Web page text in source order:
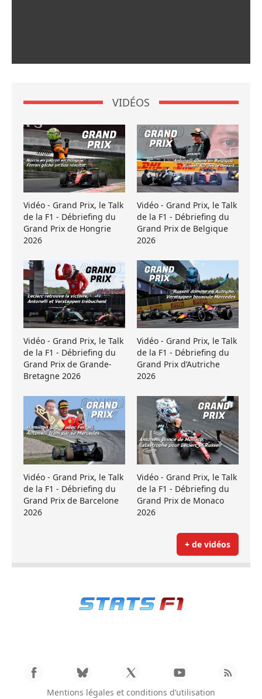
VIDÉOS
Vidéo - Grand Prix, le Talk
de la F1 - Débriefing du
Grand Prix de Hongrie
2026
Vidéo - Grand Prix, le Talk
de la F1 - Débriefing du
Grand Prix de Belgique
2026
Vidéo - Grand Prix, le Talk
de la F1 - Débriefing du
Grand Prix de Grande-
Bretagne 2026
Vidéo - Grand Prix, le Talk
de la F1 - Débriefing du
Grand Prix d’Autriche
2026
Vidéo - Grand Prix, le Talk
de la F1 - Débriefing du
Grand Prix de Barcelone
2026
Vidéo - Grand Prix, le Talk
de la F1 - Débriefing du
Grand Prix de Monaco
2026
+ de vidéos
Mentions légales et conditions d’utilisation